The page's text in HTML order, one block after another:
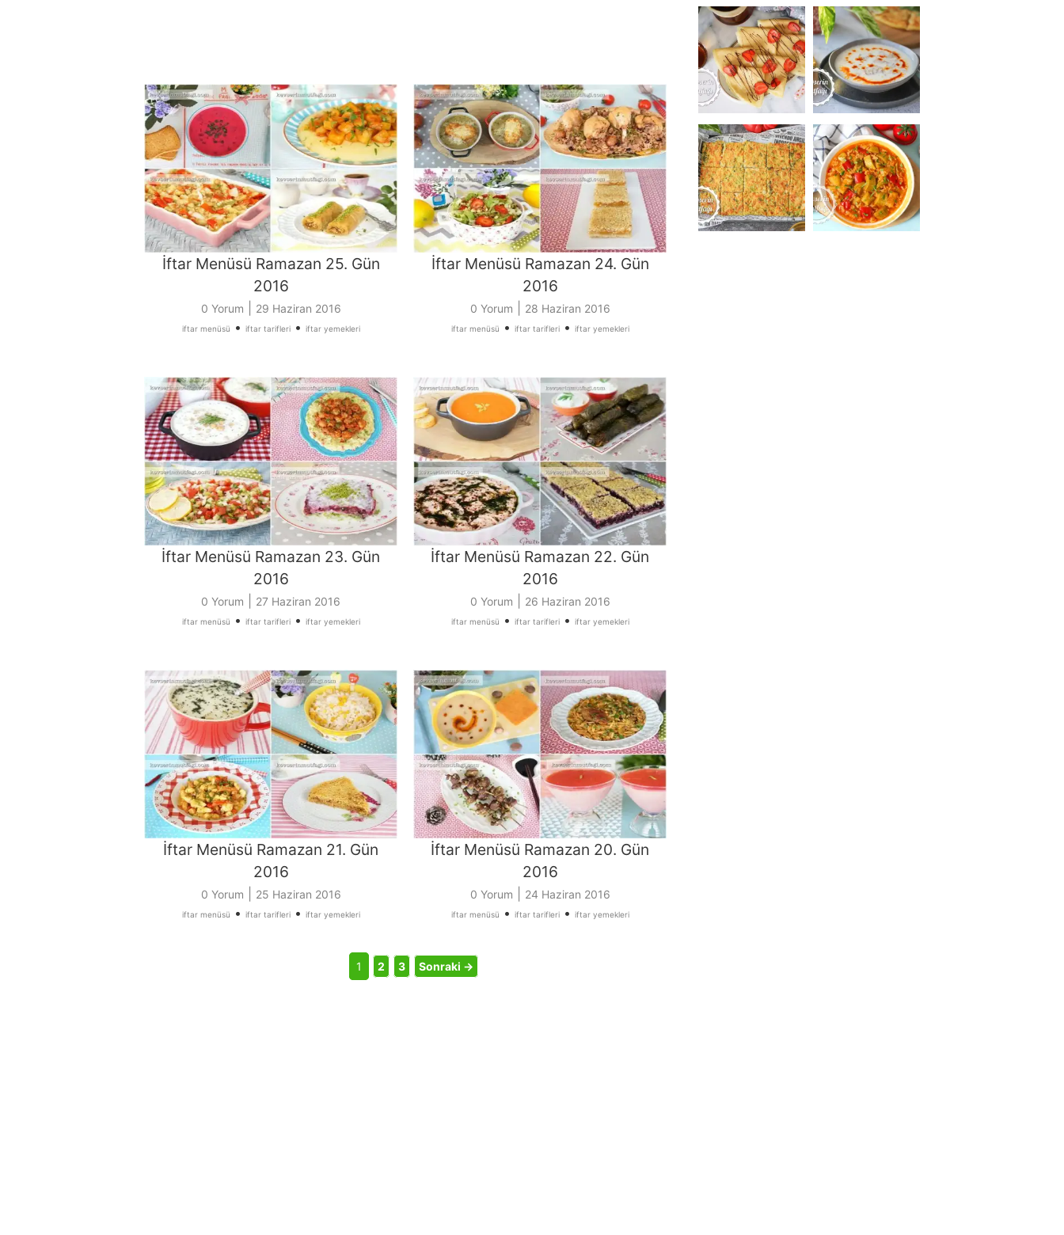
İftar Menüsü Ramazan 25. Gün
2016
0 Yorum 29 Haziran 2016
iftar menüsü • iftar tarifleri• iftar yemekleri
İftar Menüsü Ramazan 24. Gün
2016
0 Yorum 28 Haziran 2016
iftar menüsü • iftar tarifleri• iftar yemekleri
İftar Menüsü Ramazan 23. Gün
2016
0 Yorum 27 Haziran 2016
iftar menüsü • iftar tarifleri• iftar yemekleri
İftar Menüsü Ramazan 22. Gün
2016
0 Yorum 26 Haziran 2016
iftar menüsü • iftar tarifleri• iftar yemekleri
İftar Menüsü Ramazan 21. Gün
2016
0 Yorum 25 Haziran 2016
iftar menüsü • iftar tarifleri• iftar yemekleri
İftar Menüsü Ramazan 20. Gün
2016
0 Yorum 24 Haziran 2016
iftar menüsü • iftar tarifleri• iftar yemekleri
1 2 3 Sonraki →